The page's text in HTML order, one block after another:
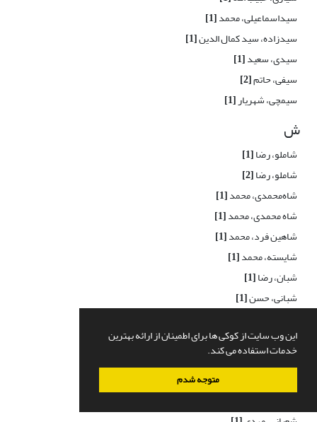
این وب سایت از کوکی ها برای اطمینان از ارائه بهترین
خدمات استفاده می کند.
متوجه شدم
سیداسماعیلی، محمد[1]
سیدزاده، سید کمال الدین[1]
سیدی، سعید[1]
سیفی، حاتم[2]
سیمچی، شهریار[1]
ش
شاملو، رضا[1]
شاملو، رضا[2]
شاه‌محمدی، محمد[1]
شاه محمدی، محمد[1]
شاهین فرد، محمد[1]
شایسته، محمد[1]
شبان، رضا[1]
شبانی، حسن[1]
شرفی، جواد[1]
شریفی، شهاب[1]
شریفی آل هاشم، سید لطف الله[1]